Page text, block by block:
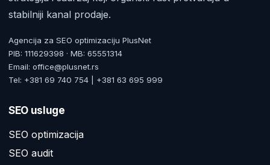
stabilniji kanal prodaje.
Agencija za SEO optimizaciju PlusNet
PIB: 111629398 · MB: 65551314
Email: office@plusnet.rs
Tel: +381 69 740 754 | +381 63 695 999
SEO usluge
SEO optimizacija
SEO audit